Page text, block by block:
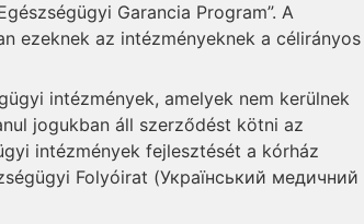
Garancia Program”. A
ezeknek az intézményeknek a célirányos
intézmények, amelyek nem kerülnek
jogukban áll szerződést kötni az
intézmények fejlesztését a kórház
Folyóirat (Український медичний